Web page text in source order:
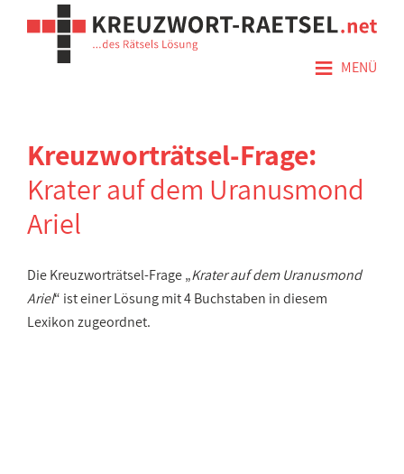
≡ MENÜ
Kreuzworträtsel-Frage:
Krater auf dem Uranusmond
Ariel
Die Kreuzworträtsel-Frage „Krater auf dem Uranusmond
Ariel“ ist einer Lösung mit 4 Buchstaben in diesem
Lexikon zugeordnet.